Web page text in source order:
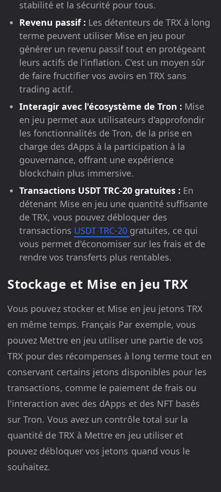
stabilité et la sécurité pour tous.
Revenu passif : Les détenteurs de TRX à long
terme peuvent utiliser Mise en jeu pour
générer un revenu passif tout en protégeant
leurs actifs de l'inflation. C'est un moyen sûr
de faire fructifier vos avoirs en TRX sans
trading actif.
Interagir avec l'écosystème de Tron : Mise
en jeu permet aux utilisateurs d'approfondir
les fonctionnalités de Tron, de la prise en
charge des dApps à la participation à la
gouvernance, offrant une expérience
blockchain plus immersive.
Transactions USDT TRC-20 gratuites : En
détenant Mise en jeu une quantité suffisante
de TRX, vous pouvez débloquer des
transactions USDT TRC-20 gratuites, ce qui
vous permet d'économiser sur les frais et de
rendre vos transferts plus rentables.
Stockage et Mise en jeu TRX
Vous pouvez stocker et Mise en jeu jetons TRX
en même temps. Français Par exemple, vous
pouvez Mettre en jeu utiliser une partie de vos
TRX pour des récompenses à long terme tout en
conservant certains jetons disponibles pour les
transactions, comme le paiement de frais ou
l'interaction avec des dApps et des NFT basés
sur Tron. Vous avez un contrôle total sur la
quantité de TRX à Mettre en jeu utiliser et
pouvez débloquer vos jetons quand vous le
souhaitez.